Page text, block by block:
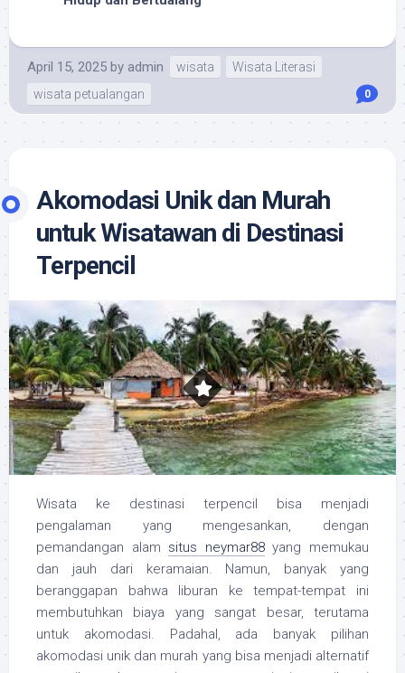
April 15, 2025 by admin wisata
Wisata Literasi
wisata petualangan
0
Akomodasi Unik dan Murah
untuk Wisatawan di Destinasi
Terpencil
Wisata ke destinasi terpencil bisa menjadi
pengalaman yang mengesankan, dengan
pemandangan alam situs neymar88yang memukau
dan jauh dari keramaian. Namun, banyak yang
beranggapan bahwa liburan ke tempat-tempat ini
membutuhkan biaya yang sangat besar, terutama
untuk akomodasi. Padahal, ada banyak pilihan
akomodasi unik dan murah yang bisa menjadi alternatif